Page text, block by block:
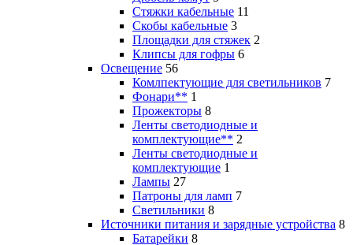
Стяжки кабельные 11
Скобы кабельные 3
Площадки для стяжек 2
Клипсы для гофры 6
Освещение 56
Комлпектующие для светильников 7
Фонари** 1
Прожекторы 8
Ленты светодиодные и
комплектующие** 2
Ленты светодиодные и
комплектующие 1
Лампы 27
Патроны для ламп 7
Светильники 8
Источники питания и зарядные устройства 8
Батарейки 8